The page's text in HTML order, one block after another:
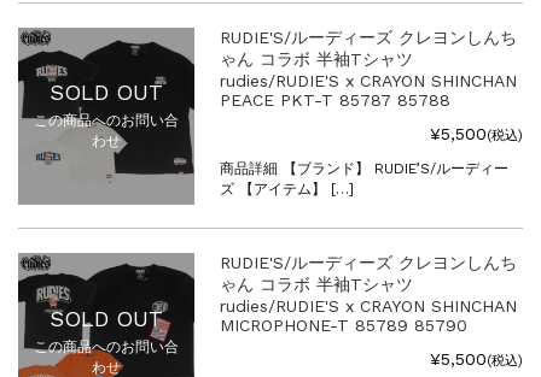
SOLD OUT
この商品へのお問い合
わせ
RUDIE'S/ルーディーズ クレヨンしんち
ゃん コラボ 半袖Tシャツ
rudies/RUDIE'S x CRAYON SHINCHAN
PEACE PKT-T 85787 85788
¥5,500(税込)
商品詳細 【ブランド】 RUDIE’S/ルーディー
ズ 【アイテム】 […]
SOLD OUT
この商品へのお問い合
わせ
RUDIE'S/ルーディーズ クレヨンしんち
ゃん コラボ 半袖Tシャツ
rudies/RUDIE'S x CRAYON SHINCHAN
MICROPHONE-T 85789 85790
¥5,500(税込)